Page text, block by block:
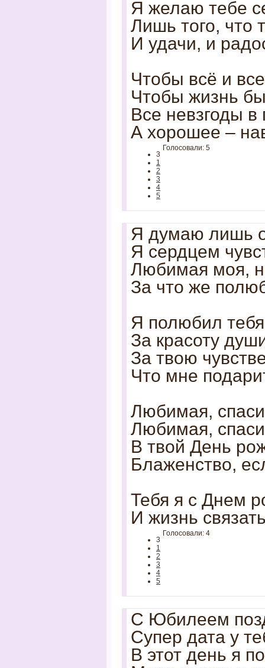
Я желаю тебе
Лишь того, что
И удачи, и
Чтобы всё и
Чтобы жизнь
Все невзгоды
А хорошее –
3
1
2
3
4
5
Голосовали: 5
Я думаю лишь
Я сердцем
Любимая моя,
За что же
Я полюбил
За красоту
За твою
Что мне
Любимая,
Любимая,
В твой День
Блаженство,
Тебя я с Днем
И жизнь
3
1
2
3
4
5
Голосовали: 4
С Юбилеем
Супер дата у
В этот день я